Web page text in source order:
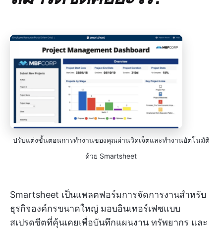
ปรับแต่งขั้นตอนการทำงานของคุณผ่านวิดเจ็ตและทำงานอัตโนมัติ
ด้วย Smartsheet
Smartsheet เป็นแพลตฟอร์มการจัดการงานสำหรับ
ธุรกิจองค์กรขนาดใหญ่ มอบอินเทอร์เฟซแบบ
สเปรดชีตที่คุ้นเคยเพื่อบันทึกแผนงาน ทรัพยากร และ